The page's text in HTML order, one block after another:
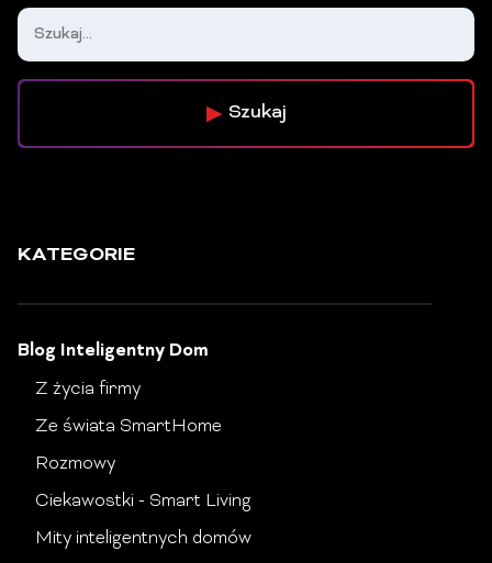
Szukaj
KATEGORIE
Blog Inteligentny Dom
Z życia firmy
Ze świata SmartHome
Rozmowy
Ciekawostki - Smart Living
Mity inteligentnych domów